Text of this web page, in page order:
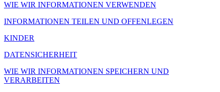
WIE WIR INFORMATIONEN VERWENDEN
INFORMATIONEN TEILEN UND OFFENLEGEN
KINDER
DATENSICHERHEIT
WIE WIR INFORMATIONEN SPEICHERN UND
VERARBEITEN